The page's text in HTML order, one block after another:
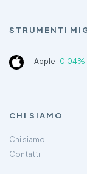
STRUMENTI
Apple 0.04%
CHI SIAMO
Chi siamo
Contatti